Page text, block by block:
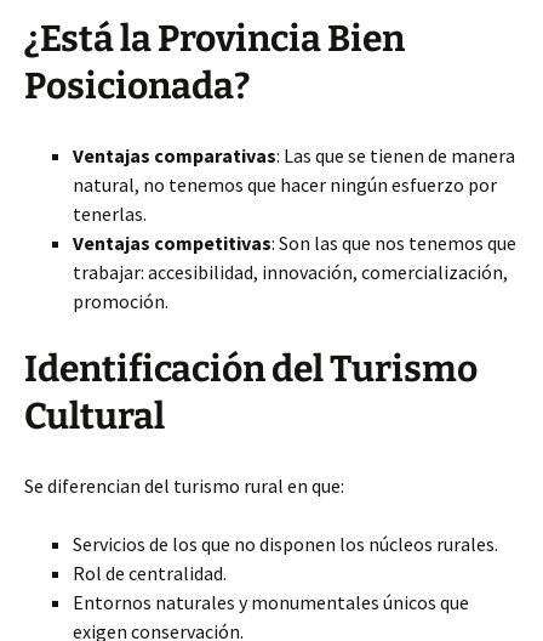
¿Está la Provincia Bien
Posicionada?
Ventajas comparativas: Las que se tienen de manera
natural, no tenemos que hacer ningún esfuerzo por
tenerlas.
Ventajas competitivas: Son las que nos tenemos que
trabajar: accesibilidad, innovación, comercialización,
promoción.
Identificación del Turismo
Cultural
Se diferencian del turismo rural en que:
Servicios de los que no disponen los núcleos rurales.
Rol de centralidad.
Entornos naturales y monumentales únicos que
exigen conservación.